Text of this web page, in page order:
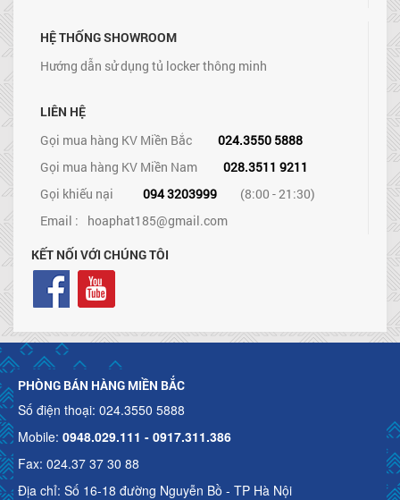
HỆ THỐNG SHOWROOM
Hướng dẫn sử dụng tủ locker thông minh
LIÊN HỆ
Gọi mua hàng KV Miền Bắc
024.3550 5888
Gọi mua hàng KV Miền Nam
028.3511 9211
Gọi khiếu nại
094 3203999
(8:00 - 21:30)
Email : hoaphat185@gmail.com
KẾT NỐI VỚI CHÚNG TÔI
PHÒNG BÁN HÀNG MIỀN BẮC
Số điện thoại: 024.3550 5888
Mobile: 0948.029.111 - 0917.311.386
Fax: 024.37 37 30 88
Địa chỉ: Số 16-18 đường Nguyễn Bồ - TP Hà Nội